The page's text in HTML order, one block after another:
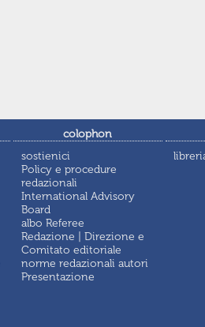
colophon
sostienici
Policy e procedure
redazionali
International Advisory
Board
albo Referee
Redazione | Direzione e
Comitato editoriale
norme redazionali autori
Presentazione